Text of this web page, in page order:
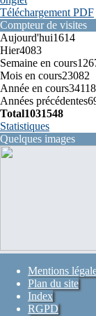
Téléchargement PDF
Compteur de visites
Aujourd'hui1614
Hier4083
Semaine en cours
Mois en cours23082
Année en cours
Années précédentes
Total1031548
Statistiques
Quelques images
Mentions
Plan du site
Index
RGPD